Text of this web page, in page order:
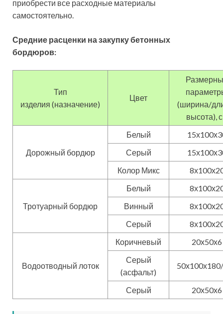
Дорожный бордюр
Серый
Тротуарный бордюр
Винный
Водоотводный лоток
Коричневый
20х50х6
Серый
(асфальт)
Серый 20х50х6
Включите указанные
в таблице дорожные бордюры в
технологию укладки тротуарной
плитки под автомобиль. Эти изделия
будут обеспечивать безопасность на
вашем участке, ограничивая движение